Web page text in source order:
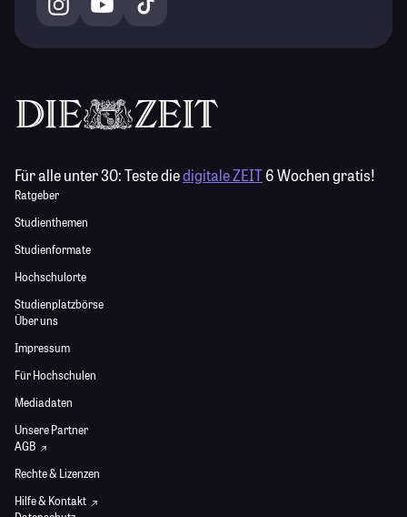
Für alle unter 30:Teste diedigitale ZEIT6 Wochen gratis!
Ratgeber
Studienthemen
Studienformate
Hochschulorte
Studienplatzbörse
Über uns
Impressum
Für Hochschulen
Mediadaten
Unsere Partner
AGB
Rechte & Lizenzen
Hilfe & Kontakt